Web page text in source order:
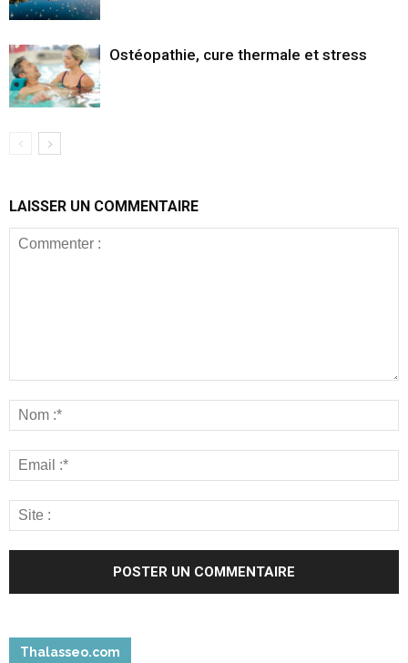
Ostéopathie, cure thermale et stress
LAISSER UN COMMENTAIRE
Thalasseo.com